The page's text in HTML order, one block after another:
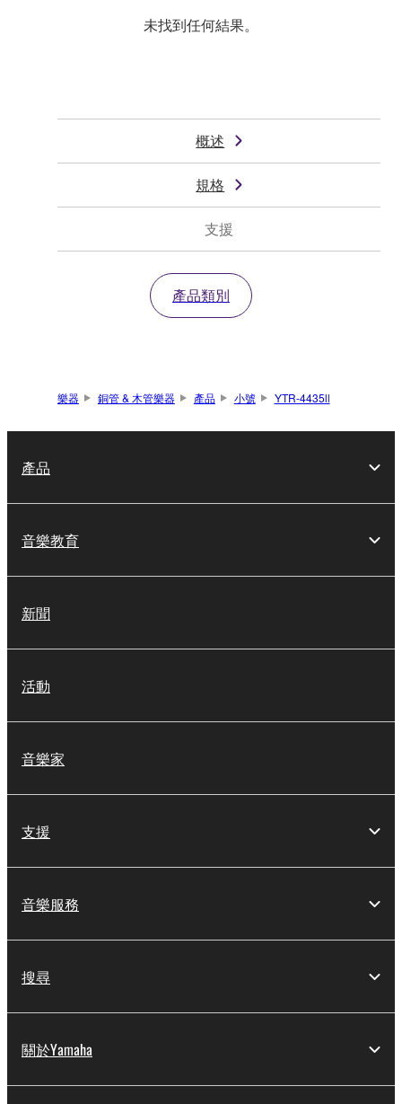
未找到任何結果。
概述
規格
支援
產品類別
樂器 銅管 & 木管樂器 產品 小號 YTR-4435ll
產品
音樂教育
新聞
活動
音樂家
支援
音樂服務
搜尋
關於Yamaha